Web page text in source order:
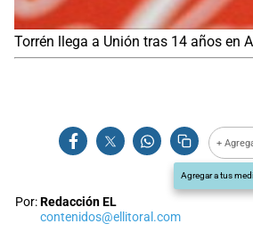
Torrén llega a Unión tras 14 años en
+
Agregar a tus
Por:Redacción EL
contenidos@ellitoral.com